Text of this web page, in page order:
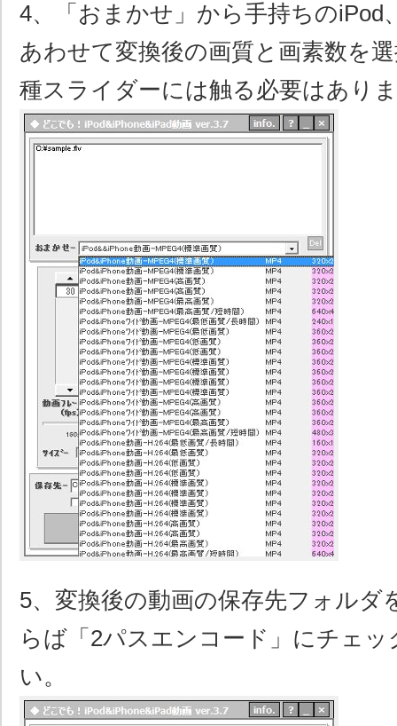
4、「おまかせ」から手持ちのiPod
あわせて変換後の画質と画素数を
種スライダーには触る必要はあり
5、変換後の動画の保存先フォルダ
らば「2パスエンコード」にチェ
い。